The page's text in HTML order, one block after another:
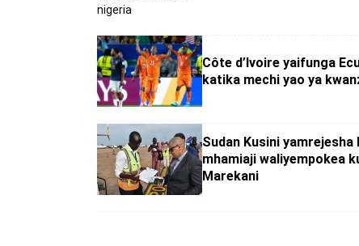
Côte d’Ivoire yaifunga
katika mechi yao ya
Sudan Kusini yamrejesha
mhamiaji waliyempokea
Marekani